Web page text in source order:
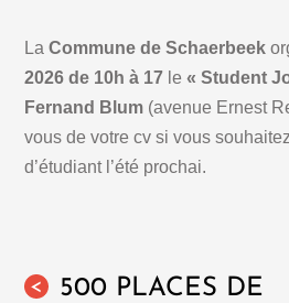
LaCommune de Schaerbeek
2026 de 10h à 17 le« Student
Fernand Blum (avenue Ernest
vous de votre cv si vous
d’étudiant l’été prochai.
<
500 PLACES DE